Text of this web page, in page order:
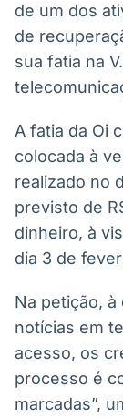
Soluções de
e Conteúdos
de um dos
de
sua fatia na
A fatia da Oi
colocada à
realizado no
previsto de
dinheiro, à
dia 3 de
Na petição, à
notícias em
acesso, os
processo é
marcadas”,